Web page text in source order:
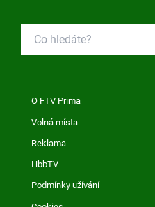
O FTV Prima
Volná místa
Reklama
HbbTV
Podmínky užívání